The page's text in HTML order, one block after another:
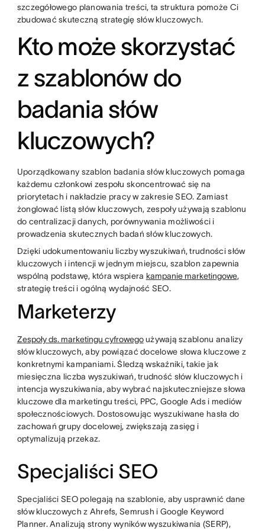
szczegółowego planowania treści, ta struktura pomoże Ci
zbudować skuteczną strategię słów kluczowych.
Kto może skorzystać
z szablonów do
badania słów
kluczowych?
Uporządkowany szablon badania słów kluczowych pomaga
każdemu członkowi zespołu skoncentrować się na
priorytetach i nakładzie pracy w zakresie SEO. Zamiast
żonglować listą słów kluczowych, zespoły używają szablonu
do centralizacji danych, porównywania możliwości i
prowadzenia skutecznych badań słów kluczowych.
Dzięki udokumentowaniu liczby wyszukiwań, trudności słów
kluczowych i intencji w jednym miejscu, szablon zapewnia
wspólną podstawę, która wspiera kampanie marketingowe,
strategię treści i ogólną wydajność SEO.
Marketerzy
Zespoły ds. marketingu cyfrowegoużywają szablonu analizy
słów kluczowych, aby powiązać docelowe słowa kluczowe z
konkretnymi kampaniami. Śledzą wskaźniki, takie jak
miesięczna liczba wyszukiwań, trudność słów kluczowych i
intencja wyszukiwania, aby wybrać najskuteczniejsze słowa
kluczowe dla marketingu treści, PPC, Google Ads i mediów
społecznościowych. Dostosowując wyszukiwane hasła do
zachowań grupy docelowej, zwiększają zasięg i
optymalizują przekaz.
Specjaliści SEO
Specjaliści SEO polegają na szablonie, aby usprawnić dane
słów kluczowych z Ahrefs, Semrush i Google Keyword
Planner. Analizują strony wyników wyszukiwania (SERP),